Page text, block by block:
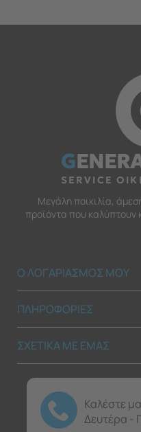
G
SERVICE
Μεγάλη ποικιλία,
προϊόντα που καλύπτουν
Ο ΛΟΓΑΡΙΑΣΜΟΣ ΜΟΥ
ΠΛΗΡΟΦΟΡΙΕΣ
ΣΧΕΤΙΚΑ ΜΕ ΕΜΑΣ
Καλέστε
Δευτέρα -